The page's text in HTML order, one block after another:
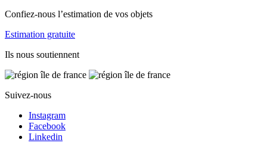
Confiez-nous l’estimation de vos objets
Estimation gratuite
Ils nous soutiennent
Suivez-nous
Instagram
Facebook
Linkedin